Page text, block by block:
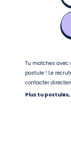
Tu matches avec
postule ! Le
contacter
Plus tu